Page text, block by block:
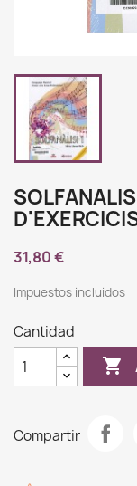
31,80 €
Impuestos incluidos
Cantidad

Compartir